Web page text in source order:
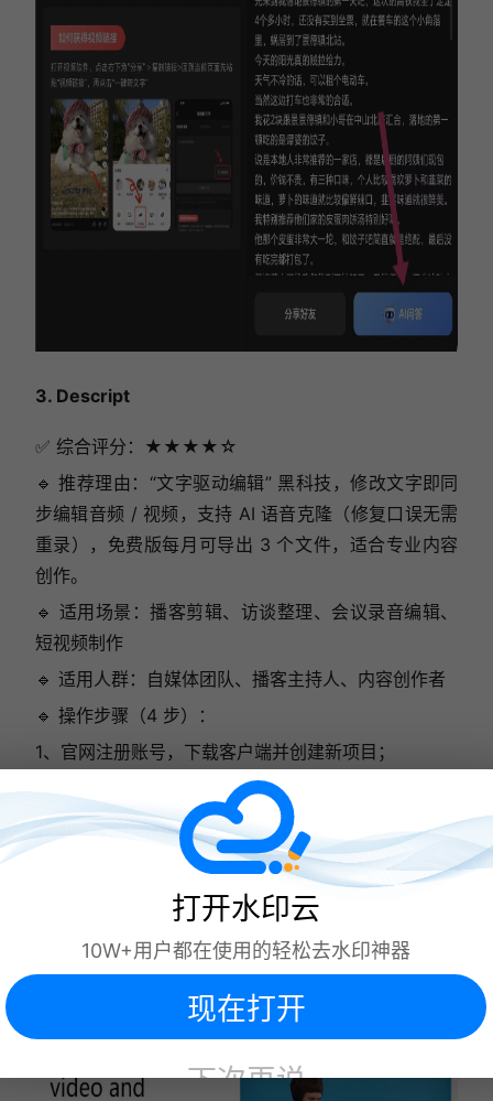
3. Descript
✅ 综合评分：★★★★☆
🔹 推荐理由：“文字驱动编辑” 黑科技，修改文字即同
步编辑音频 / 视频，支持 AI 语音克隆（修复口误无需
重录），免费版每月可导出 3 个文件，适合专业内容
创作。
🔹 适用场景：播客剪辑、访谈整理、会议录音编辑、
短视频制作
🔹 适用人群：自媒体团队、播客主持人、内容创作者
🔹 操作步骤（4 步）：
1、官网注册账号，下载客户端并创建新项目；
2、拖拽音频 / 视频文件导入，点击「Transcribe」开
始转写；
3、直接编辑文字稿（删除 / 修改即同步音频），可启
4、选择格式导出（支持 MP4/Word/SRT）。
打开水印云
10W+用户都在使用的轻松去水印神器
现在打开
下次再说